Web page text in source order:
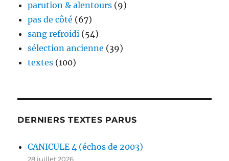
parution & alentours (9)
pas de côté (67)
sang refroidi (54)
sélection ancienne (39)
textes (100)
DERNIERS TEXTES PARUS
CANICULE 4 (échos de 2003)
28 juillet 2026